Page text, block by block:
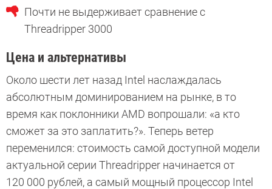
Почти не выдерживает сравнение с
Threadripper 3000
Цена и альтернативы
Около шести лет назад Intel наслаждалась
абсолютным доминированием на рынке, в то
время как поклонники AMD вопрошали: «а кто
сможет за это заплатить?». Теперь ветер
переменился: стоимость самой доступной модели
актуальной серии Threadripper начинается от
120 000 рублей, а самый мощный процессор Intel